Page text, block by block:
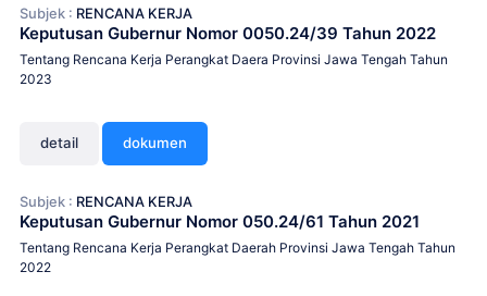
Subjek : RENCANA KERJA
Keputusan Gubernur Nomor 0050.24/39 Tahun 2022
Tentang Rencana Kerja Perangkat Daera Provinsi Jawa Tengah Tahun
2023
detail dokumen
Subjek : RENCANA KERJA
Keputusan Gubernur Nomor 050.24/61 Tahun 2021
Tentang Rencana Kerja Perangkat Daerah Provinsi Jawa Tengah Tahun
2022